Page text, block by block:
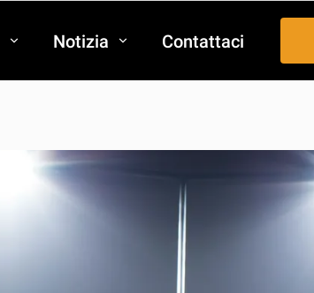
Notizia Contattaci